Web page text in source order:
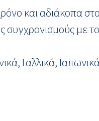
και αδιάκοπα
συγχρονισμούς με
Γαλλικά,